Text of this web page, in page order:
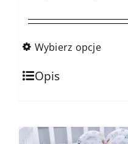
stronie
produktu
od
Wybierz opcje
Ten
produkt
wariantów.
Opis